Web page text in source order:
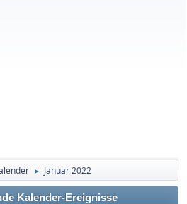
► Januar 2022
Kalender-Ereignisse